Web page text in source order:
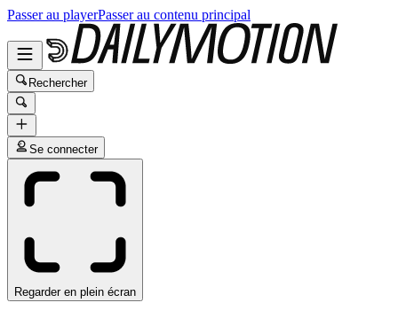
Passer au playerPasser au contenu principal
Rechercher
Se connecter
Regarder en plein écran